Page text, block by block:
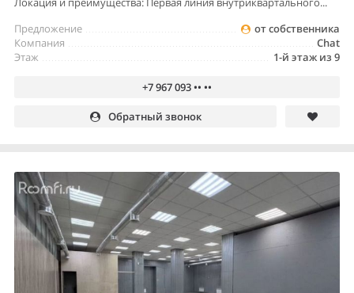
от собственника
Предложение
Chat
Компания
1-й этаж из 9
Этаж
+7 967 093 •• ••
Обратный звонок